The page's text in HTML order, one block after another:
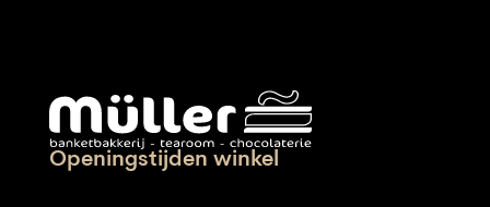
Openingstijden winkel